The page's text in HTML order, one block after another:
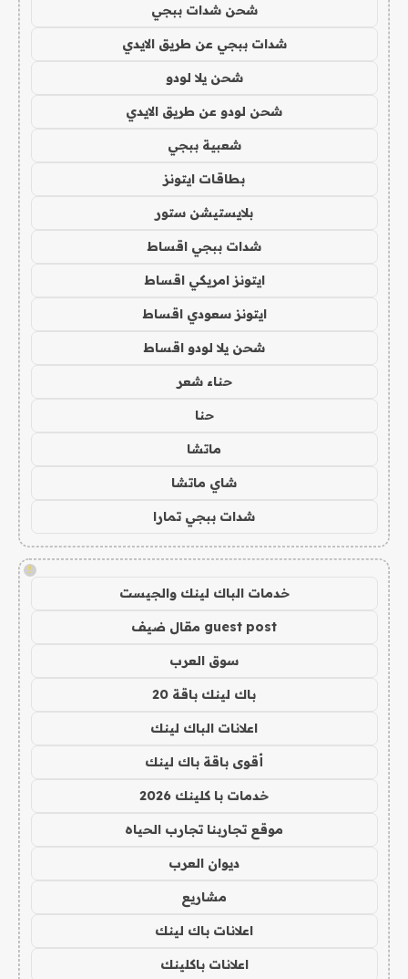
شحن شدات ببجي
شدات ببجي عن طريق الايدي
شحن يلا لودو
شحن لودو عن طريق الايدي
شعبية ببجي
بطاقات ايتونز
بلايستيشن ستور
شدات ببجي اقساط
ايتونز امريكي اقساط
ايتونز سعودي اقساط
شحن يلا لودو اقساط
حناء شعر
حنا
ماتشا
شاي ماتشا
شدات ببجي تمارا
!
خدمات الباك لينك والجيست
guest post مقال ضيف
سوق العرب
باك لينك باقة 20
اعلانات الباك لينك
أقوى باقة باك لينك
خدمات با كلينك 2026
موقع تجاربنا تجارب الحياه
ديوان العرب
مشاريع
اعلانات باك لينك
اعلانات باكلينك